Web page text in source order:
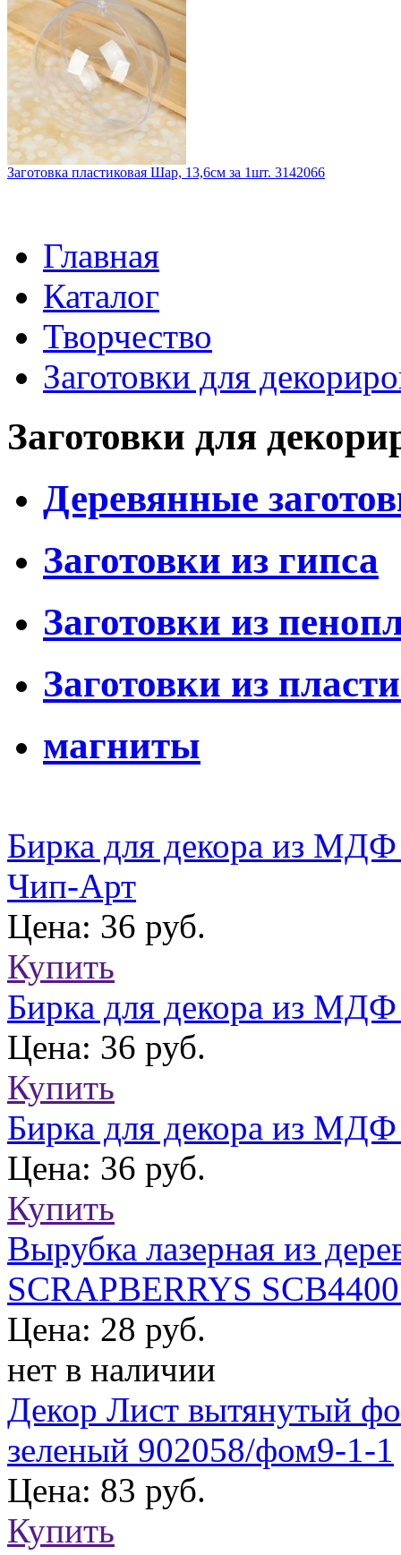
Заготовка пластиковая Шар, 13,6см за 1шт. 3142066
Главная
Каталог
Творчество
Заготовки для
Заготовки для
Деревянные
Заготовки из гипса
Заготовки из
Заготовки из
магниты
Бирка для декора из
Чип-Арт
Цена: 36 руб.
Купить
Бирка для декора из
Цена: 36 руб.
Купить
Бирка для декора из
Цена: 36 руб.
Купить
Вырубка лазерная из
SCRAPBERRYS
Цена: 28 руб.
нет в наличии
Декор Лист вытянутый
зеленый 902058/фом9-1-1
Цена: 83 руб.
Купить